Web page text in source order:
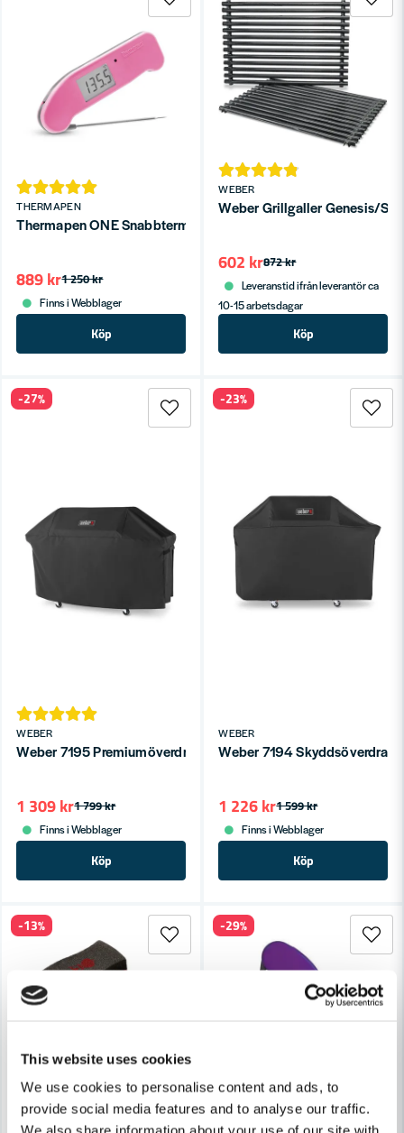
This website uses cookies
We use cookies to personalise content and ads, to
provide social media features and to analyse our traffic.
THERMAPEN
Thermapen ONE Snabbtermometer Rosa
1 250 kr
889 kr
Finns i Webblager
Köp
WEBER
Weber Grillgaller Genesis/
872 kr
602 kr
Leveranstid ifrån leverantör ca
10-15 arbetsdagar
Köp
WEBER
Weber 7195 Premiumöverdrag - Genesis 4-brännare SPX/E/S
1 799 kr
1 309 kr
Finns i Webblager
Köp
-27%
WEBER
Weber 7194 Skyddsöverdrag
1 599 kr
1 226 kr
Finns i Webblager
Köp
-23%
WEBER
-13%
THERMAPEN
-29%